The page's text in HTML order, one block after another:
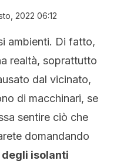
2022 06:12
ambienti. Di fatto,
realtà, soprattutto
dal vicinato,
di macchinari, se
sentire ciò che
domandando
isolanti